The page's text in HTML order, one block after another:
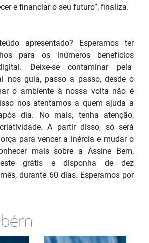
e financiar o seu futuro”, finaliza.
apresentado? Esperamos ter
para os inúmeros benefícios
Deixe-se contaminar pela
nos guia, passo a passo, desde o
o ambiente à nossa volta não é
nos atentamos a quem ajuda a
dia. No mais, tenha atenção,
A partir disso, só será
para vencer a inércia e mudar o
mais sobre a Assine Bem,
grátis e disponha de dez
durante 60 dias. Esperamos por